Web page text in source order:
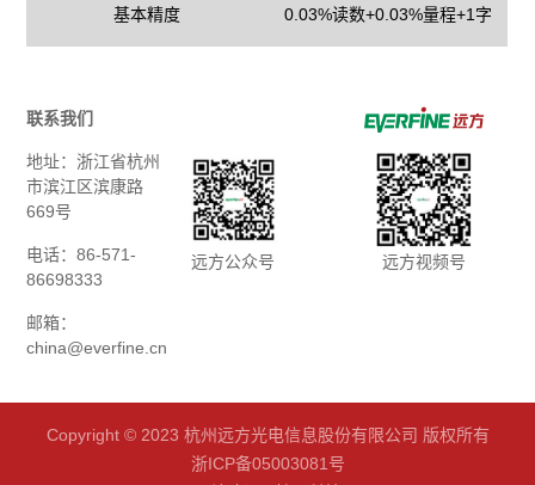
基本精度 0.03%读数+0.03%量程+1字
联系我们
地址：浙江省杭州
市滨江区滨康路
669号
电话：86-571-
86698333
邮箱：
china@everfine.cn
远方公众号 远方视频号
Copyright © 2023 杭州远方光电信息股份有限公司 版权所有
浙ICP备05003081号